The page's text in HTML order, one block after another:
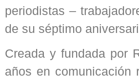
periodistas –
de su séptimo
Creada y fundada por
años en comunicación